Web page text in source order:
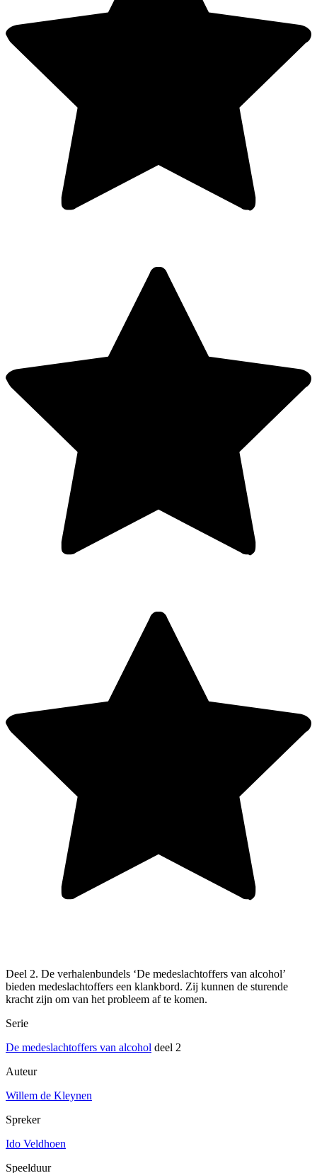
Deel 2. De verhalenbundels ‘De medeslachtoffers van alcohol’
bieden medeslachtoffers een klankbord. Zij kunnen de sturende
kracht zijn om van het probleem af te komen.
Serie
De medeslachtoffers van alcohol deel 2
Auteur
Willem de Kleynen
Spreker
Ido Veldhoen
Speelduur